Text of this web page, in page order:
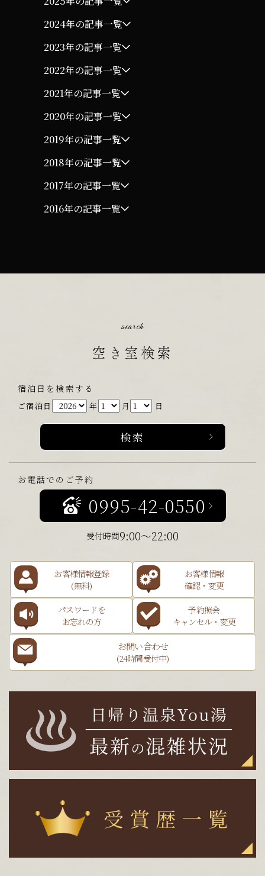
2024年の記事一覧
2023年の記事一覧
2022年の記事一覧
2021年の記事一覧
2020年の記事一覧
2019年の記事一覧
2018年の記事一覧
2017年の記事一覧
2016年の記事一覧
search
空き室検索
宿泊日を検索する
ご宿泊日 年 月 日
お電話でのご予約
0995-42-0550
受付時間9:00～22:00
お客様情報登録
(無料)
お客様情報
確認・変更
パスワードを
お忘れの方
予約照会
キャンセル・変更
お問い合わせ
(24時間受付中)